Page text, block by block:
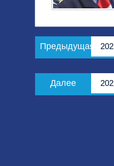
Навигация
по
Предыдущая
Далее